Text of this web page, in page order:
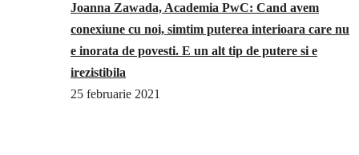
Joanna Zawada, Academia PwC: Cand avem
conexiune cu noi, simtim puterea interioara care nu
e inorata de povesti. E un alt tip de putere si e
irezistibila
25 februarie 2021